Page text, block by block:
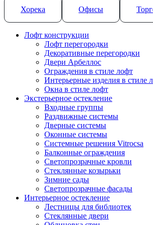
Хорека Офисы
Лофт конструкции
Лофт перегородки
Декоративные перегородки
Двери Арбеллос
Ограждения в стиле лофт
Интерьерные изделия в стиле
Окна в стиле лофт
Экстерьерное остекление
Входные группы
Раздвижные системы
Дверные системы
Оконные системы
Системные решения Vitrocsa
Балконные ограждения
Светопрозрачные кровли
Стеклянные козырьки
Зимние сады
Светопрозрачные фасады
Интерьерное остекление
Лестницы для библиотек
Стеклянные двери